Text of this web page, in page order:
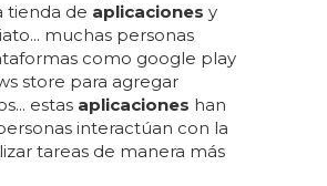
tienda de aplicaciones y
muchas personas
como google play
store para agregar
estas aplicaciones han
interactúan con la
tareas de manera más